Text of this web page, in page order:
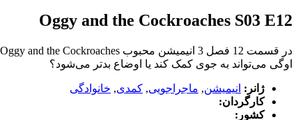
Oggy and the Cockroaches S03 E12
اوگی می‌تواند به جوی کمک کند یا اوضاع بدتر می‌شود؟
ژانر: انیمیشن, ماجراجویی, کمدی, خانوادگی
کارگردان:
کشور: